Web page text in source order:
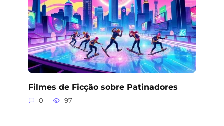
Filmes de Ficção sobre Patinadores
0 97